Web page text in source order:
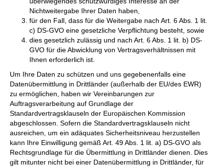
Nichtweitergabe Ihrer Daten haben,
für den Fall, dass für die Weitergabe nach Art. 6 Abs. 1 lit.
c) DS-GVO eine gesetzliche Verpflichtung besteht, sowie
dies gesetzlich zulässig und nach Art. 6 Abs. 1 lit. b) DS-
GVO für die Abwicklung von Vertragsverhältnissen mit
Ihnen erforderlich ist.
Um Ihre Daten zu schützen und uns gegebenenfalls eine
Datenübermittlung in Drittländer (außerhalb der EU/des EWR)
zu ermöglichen, haben wir Vereinbarungen zur
Auftragsverarbeitung auf Grundlage der
Standardvertragsklauseln der Europäischen Kommission
abgeschlossen. Sofern die Standardvertragsklauseln nicht
ausreichen, um ein adäquates Sicherheitsniveau herzustellen
kann Ihre Einwilligung gemäß Art. 49 Abs. 1 lit. a) DS-GVO als
Rechtsgrundlage für die Übermittlung in Drittländer dienen. Dies
gilt mitunter nicht bei einer Datenübermittlung in Drittländer, für